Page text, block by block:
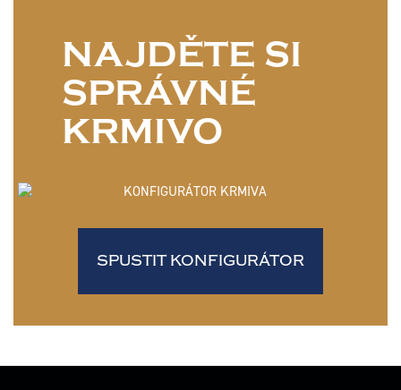
NAJDĚTE SI
SPRÁVNÉ
KRMIVO
SPUSTIT KONFIGURÁTOR